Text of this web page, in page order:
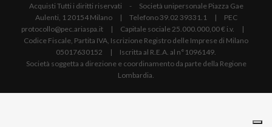
Acquisti Tutti i diritti riservati - Società unipersonale Piazza Gae
Aulenti, 1 20154 Milano | Telefono 39.02 39331.1 | PEC
protocollo@pec.ariaspa.it | Capitale sociale 25.000.000,00 € i.v. |
Codice Fiscale, Partita IVA, Iscrizione Registro delle Imprese di Milano
05017630152 | Iscritta al R.E.A. al n°1096149.
Società soggetta a direzione e coordinamento da parte della Regione
Lombardia.